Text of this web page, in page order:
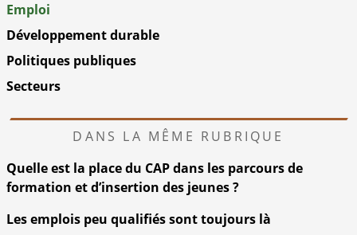
Emploi
Développement durable
Politiques publiques
Secteurs
DANS LA MÊME RUBRIQUE
Quelle est la place du CAP dans les parcours de
formation et d’insertion des jeunes ?
Les emplois peu qualifiés sont toujours là